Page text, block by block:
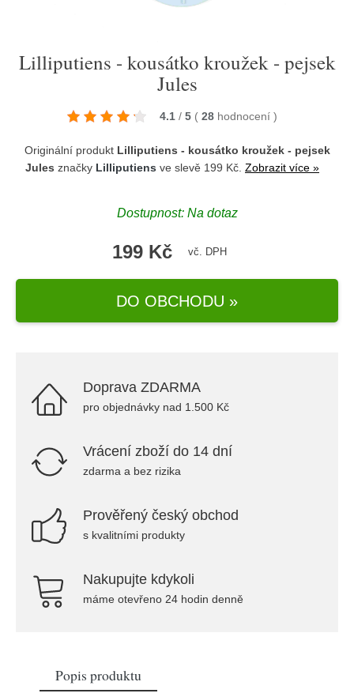
Lilliputiens - kousátko kroužek - pejsek
Jules
4.1 / 5 ( 28 hodnocení )
Originální produkt Lilliputiens - kousátko kroužek - pejsek
Jules značky Lilliputiens ve slevě 199 Kč. Zobrazit více »
Dostupnost: Na dotaz
199 Kč vč. DPH
DO OBCHODU »
Doprava ZDARMA
pro objednávky nad 1.500 Kč
Vrácení zboží do 14 dní
zdarma a bez rizika
Prověřený český obchod
s kvalitními produkty
Nakupujte kdykoli
máme otevřeno 24 hodin denně
Popis produktu